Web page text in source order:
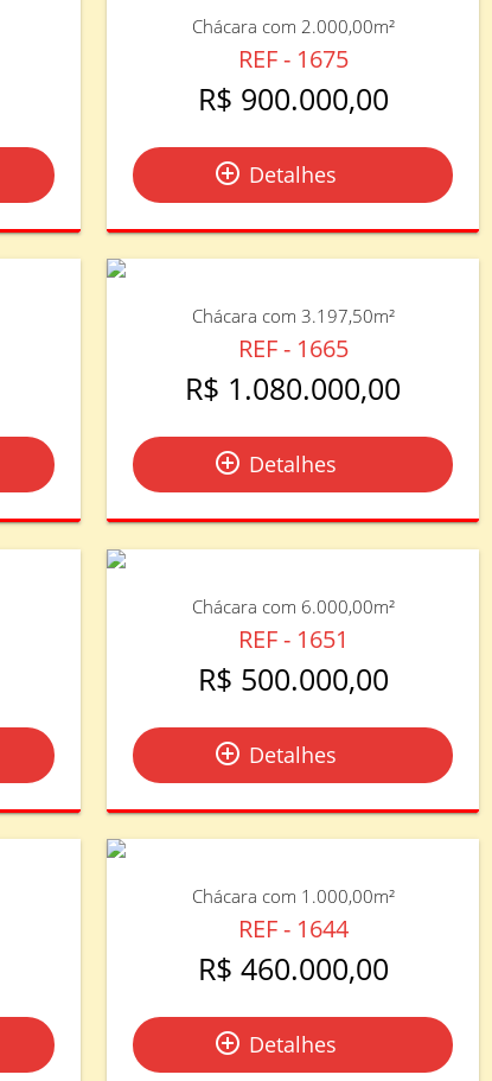
Chácara com 2.000,00m²
REF - 1675
R$ 900.000,00
add_circle_outline Detalhes
Chácara com 3.197,50m²
REF - 1665
R$ 1.080.000,00
add_circle_outline Detalhes
Chácara com 6.000,00m²
REF - 1651
R$ 500.000,00
add_circle_outline Detalhes
Chácara com 1.000,00m²
REF - 1644
R$ 460.000,00
add_circle_outline Detalhes